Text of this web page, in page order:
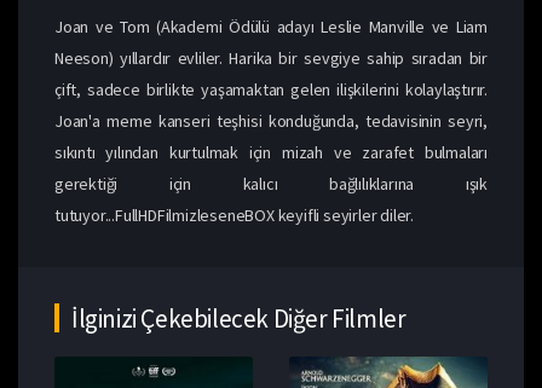
Joan ve Tom (Akademi Ödülü adayı Leslie Manville ve Liam
Neeson) yıllardır evliler. Harika bir sevgiye sahip sıradan bir
çift, sadece birlikte yaşamaktan gelen ilişkilerini kolaylaştırır.
Joan'a meme kanseri teşhisi konduğunda, tedavisinin seyri,
sıkıntı yılından kurtulmak için mizah ve zarafet bulmaları
gerektiği için kalıcı bağlılıklarına ışık
tutuyor...FullHDFilmizleseneBOX keyifli seyirler diler.
İlginizi Çekebilecek Diğer Filmler